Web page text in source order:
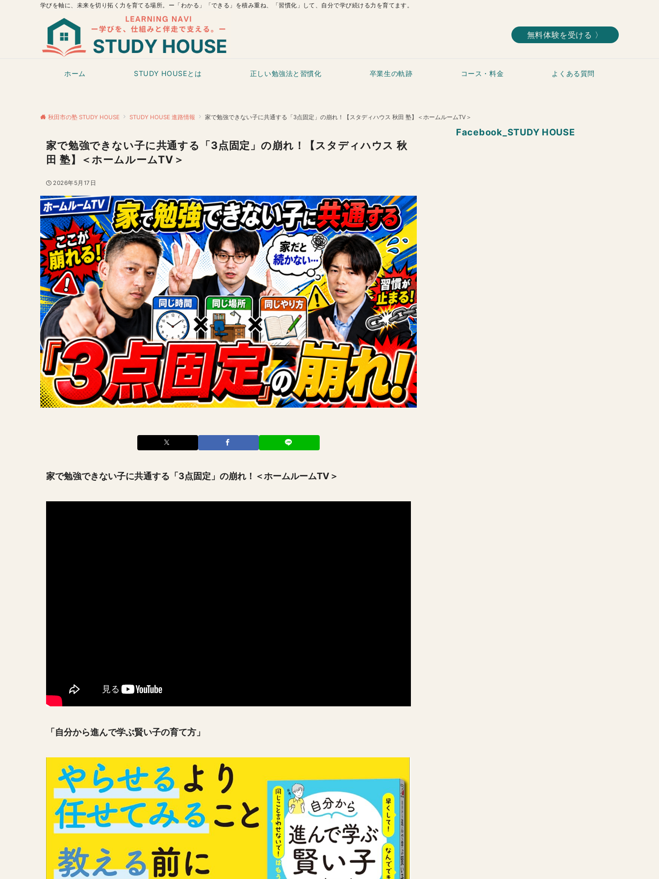
学びを軸に、未来を切り拓く力を育てる場所。ー「わかる」「できる」を積み重ね、「習慣化」して、自分で学び続ける力を育てます。
無料体験を受ける 〉
ホーム STUDY HOUSEとは 正しい勉強法と習慣化 卒業生の軌跡 コース・料金 よくある質問
秋田市の塾 STUDY HOUSE STUDY HOUSE 進路情報 家で勉強できない子に共通する「3点固定」の崩れ！【スタディハウス 秋田 塾】＜ホームルームTV＞
家で勉強できない子に共通する「3点固定」の崩れ！【スタディハウス 秋
田 塾】＜ホームルームTV＞
2026年5月17日
家で勉強できない子に共通する「3点固定」の崩れ！＜ホームルームTV＞
「自分から進んで学ぶ賢い子の育て方」
Facebook_STUDY HOUSE